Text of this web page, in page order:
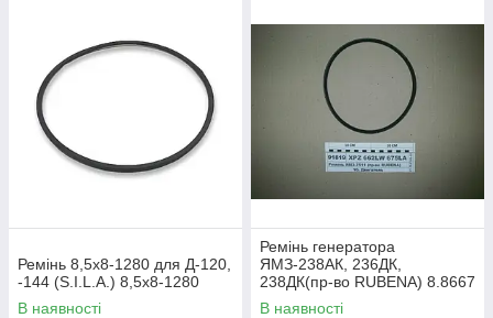
Ремінь 8,5х8-1280 для Д-120,
-144 (S.I.L.A.) 8,5х8-1280
В наявності
Ремінь генератора
ЯМЗ-238АК, 236ДК,
238ДК(пр-во RUBENA) 8.8667
XPZ 662LW 675LA
В наявності